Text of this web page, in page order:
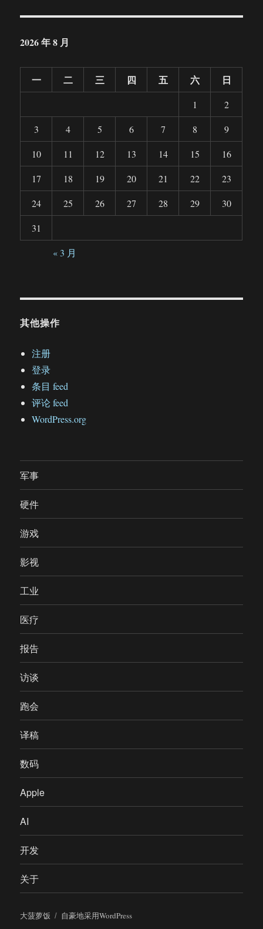
2026 年 8 月
一 二 三 四 五 六 日
1
2
3
4 5 6 7 8
9
10
11 12 13 14 15
16
17
18 19 20 21 22
23
24
25 26 27 28 29
30
31
« 3 月
其他操作
注册
登录
条目 feed
评论 feed
WordPress.org
军事
硬件
游戏
影视
工业
医疗
报告
访谈
跑会
译稿
数码
Apple
AI
开发
关于
大菠萝饭 自豪地采用WordPress